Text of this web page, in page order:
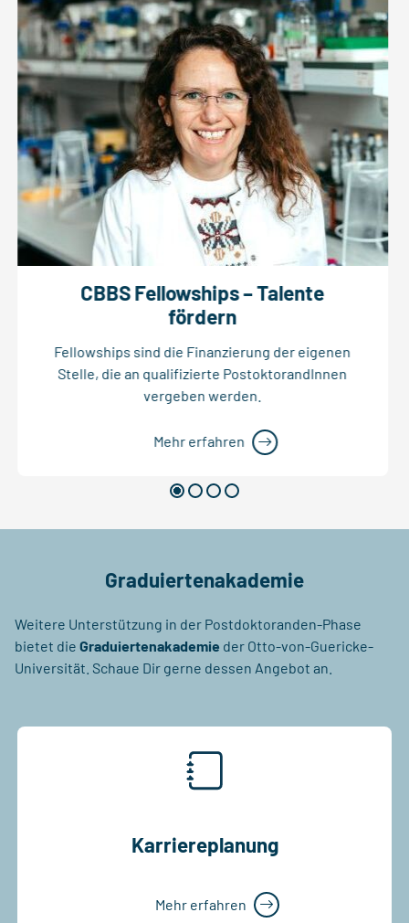
CBBS Fellowships – Talente
fördern
Fellowships sind die Finanzierung der eigenen
Stelle, die an qualifizierte PostoktorandInnen
vergeben werden.
Mehr erfahren
Graduiertenakademie
Weitere Unterstützung in der Postdoktoranden-Phase
bietet die Graduiertenakademie der Otto-von-Guericke-
Universität. Schaue Dir gerne dessen Angebot an.
Karriereplanung
Mehr erfahren